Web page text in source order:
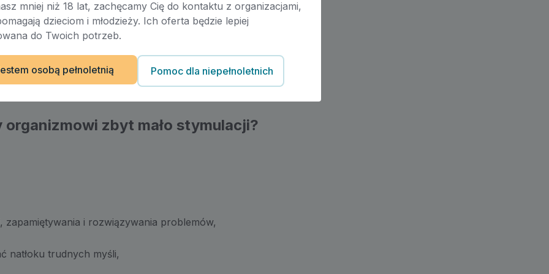
emocjonalnego stanowi klucz do utrzymania się
oknie tolerancji.
zbyt mało stymulacji?
i rozwiązywania problemów,
natłoku trudnych myśli,
mniej niż 18 lat, zachęcamy Cię do kontaktu z organizacjami,
dzieciom i młodzieży. Ich oferta będzie lepiej
do Twoich potrzeb.
osobą pełnoletnią Pomoc dla niepełnoletnich